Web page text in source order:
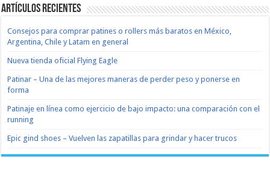
Artículos recientes
Consejos para comprar patines o rollers más baratos en México,
Argentina, Chile y Latam en general
Nueva tienda oficial Flying Eagle
Patinar – Una de las mejores maneras de perder peso y ponerse en
forma
Patinaje en línea como ejercicio de bajo impacto: una comparación con el
running
Epic gind shoes – Vuelven las zapatillas para grindar y hacer trucos